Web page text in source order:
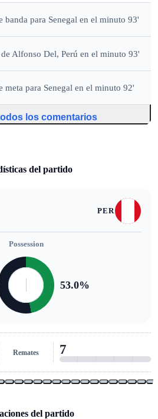
del partido
banda para Senegal en el minuto 93'
de Alfonso Del, Perú en el minuto 93'
meta para Senegal en el minuto 92'
los comentarios
del partido
PER
Possession
53.0%
Remates 7